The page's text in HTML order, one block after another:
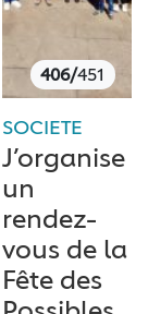
406/451
SOCIETE
J’organise
un
rendez-
vous de la
Fête des